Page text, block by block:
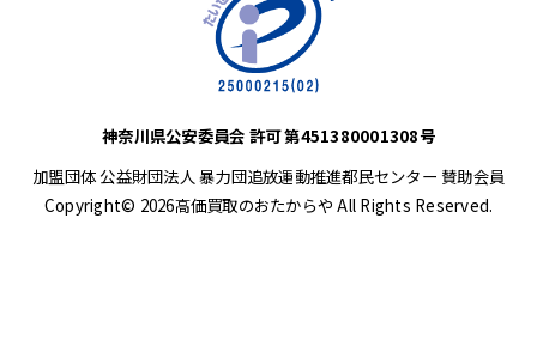
神奈川県公安委員会 許可 第451380001308号
加盟団体 公益財団法人 暴力団追放運動推進都民センター 賛助会員
Copyright© 2026高価買取のおたからや All Rights Reserved.